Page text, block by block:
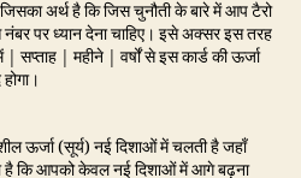
अर्थ है कि जिस चुनौती के बारे में आप टैरो
पर ध्यान देना चाहिए। इसे अक्सर इस तरह
सप्ताह | महीने | वर्षों से इस कार्ड की ऊर्जा
ऊर्जा (सूर्य) नई दिशाओं में चलती है जहाँ
कि आपको केवल नई दिशाओं में आगे बढ़ना